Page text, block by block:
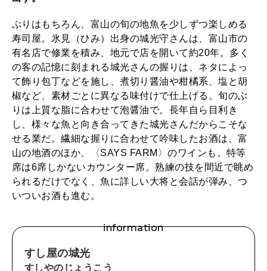
ぶりはもちろん、富山の旬の地魚を少しずつ楽しめる
寿司屋。氷見（ひみ）出身の城光守さんは、富山市の
有名店で修業を積み、地元で店を開いて約20年。多く
の客の記憶に刻まれる城光さんの握りは、ネタによっ
て飾り包丁などを施し、煮切り醤油や柑橘系、塩と胡
椒など、素材ごとに異なる味付けで仕上げる。旬のぶ
りは上質な脂に合わせて泡醤油で。長年自ら目利き
し、様々な魚と向き合ってきた城光さんだからこそな
せる業だ。繊細な握りに合わせて吟味したお酒は、富
山の地酒のほか、〈SAYS FARM〉のワインも。特等
席は6席しかないカウンター席。熟練の技を間近で眺め
られるだけでなく、魚に詳しい大将と会話が弾み、つ
いついお酒も進む。
information
すし屋の城光
すしやのじょうこう